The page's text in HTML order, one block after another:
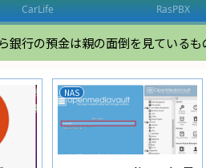
CarLife RasPBX
銀行の預金は親の面倒を見ている
スマホ